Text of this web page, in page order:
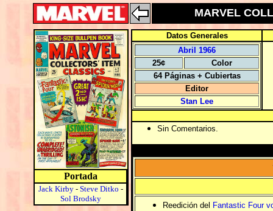
MARVEL
Portada
Jack Kirby- Steve Ditko -
Sol Brodsky
Datos Generales
Abril 1966
25¢
Color
64 Páginas + Cubiertas
Editor
Stan Lee
Sin Comentarios.
Reedición del Fantastic Four